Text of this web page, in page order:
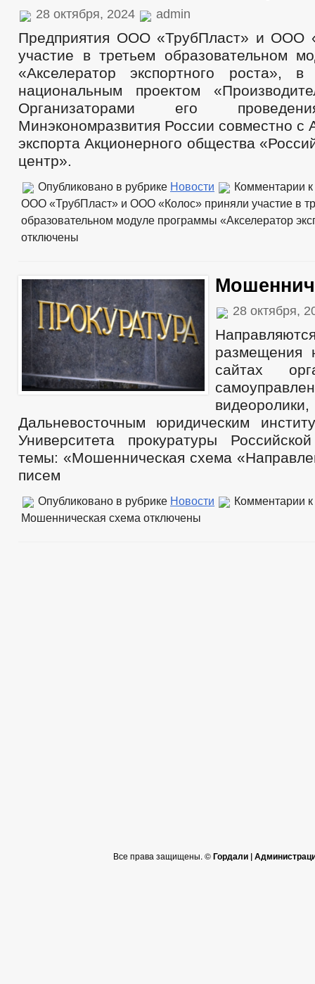
28 октября, 2024 admin
Предприятия ООО «ТрубПласт» и ООО
участие в третьем образовательном
«Акселератор экспортного роста», в
национальным проектом
Организаторами его
Минэкономразвития России совместно
экспорта Акционерного общества
центр».
Опубликовано в рубрике Новости Комментарии
ООО «ТрубПласт» и ООО «Колос» приняли участие в
образовательном модуле программы «Акселератор
отключены
28 октября,
размещения
сайтах
Дальневосточным юридическим
Университета прокуратуры
темы: «Мошенническая схема
писем
Опубликовано в рубрике Новости Комментарии
Мошенническая схема отключены
Все права защищены. ©Гордали |